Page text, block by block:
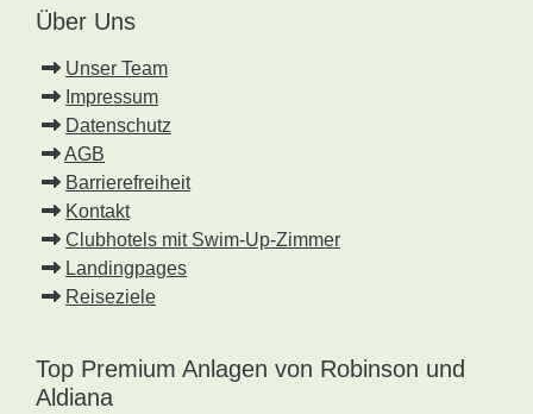
Über Uns
Unser Team
Impressum
Datenschutz
AGB
Barrierefreiheit
Kontakt
Clubhotels mit Swim-Up-Zimmer
Landingpages
Reiseziele
Top Premium Anlagen von Robinson und
Aldiana